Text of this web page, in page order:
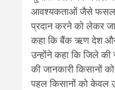
आवश्यकताओं जैसे फसल
प्रदान करने को लेकर
कहा कि बैंक ऋण देश और
उन्होंने कहा कि जिले की
की जानकारी किसानों
पहल किसानों को केवल